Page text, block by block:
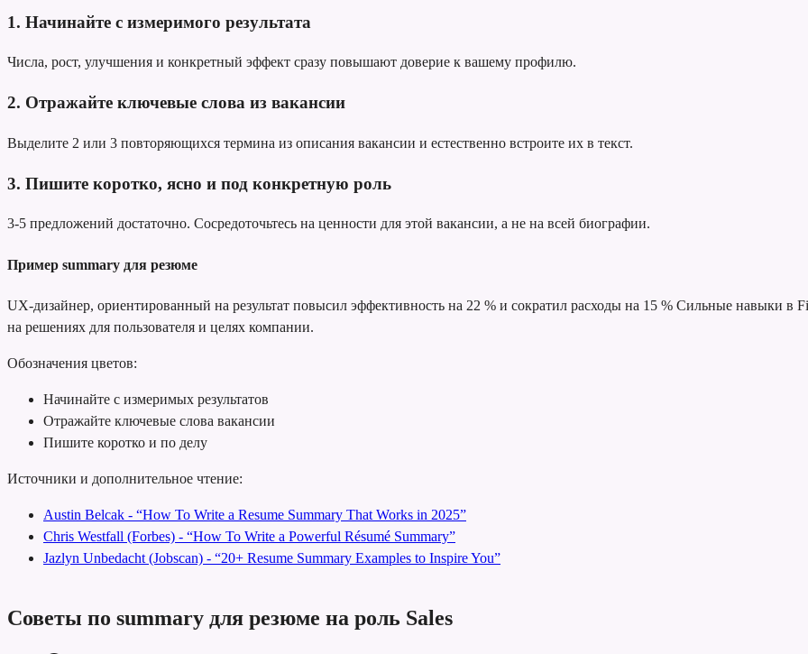
1. Начинайте с измеримого результата
Числа, рост, улучшения и конкретный эффект сразу повышают доверие к вашему профилю.
2. Отражайте ключевые слова из вакансии
Выделите 2 или 3 повторяющихся термина из описания вакансии и естественно встроите их в текст.
3. Пишите коротко, ясно и под конкретную роль
3-5 предложений достаточно. Сосредоточьтесь на ценности для этой вакансии, а не на всей биографии.
Пример summary для резюме
UX-дизайнер, ориентированный на результат повысил эффективность на 22 % и сократил расходы на 15 % Сильные навыки в
на решениях для пользователя и целях компании.
Обозначения цветов:
Начинайте с измеримых результатов
Отражайте ключевые слова вакансии
Пишите коротко и по делу
Источники и дополнительное чтение:
Austin Belcak - “How To Write a Resume Summary That Works in 2025”
Chris Westfall (Forbes) - “How To Write a Powerful Résumé Summary”
Jazlyn Unbedacht (Jobscan) - “20+ Resume Summary Examples to Inspire You”
Советы по summary для резюме на роль Sales